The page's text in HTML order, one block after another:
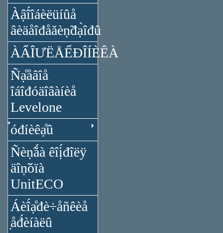
Àậî́îáèëüíûå
âèäåîđåăèṇ̃đạ̀îđû
ÀẨÎƯËÅỂĐÎÍÈÊÀ
Ñạ̊åâîå
îáîđóäîâàíèå
Levelone
̉óđíèêạ̊û
Ñèṇ̃ǻà êîị́đîëÿ
äîṇ̃óïà
UnitECO
Áèî́ạ̊đè÷åñêèå
̣åđ́èíàëû